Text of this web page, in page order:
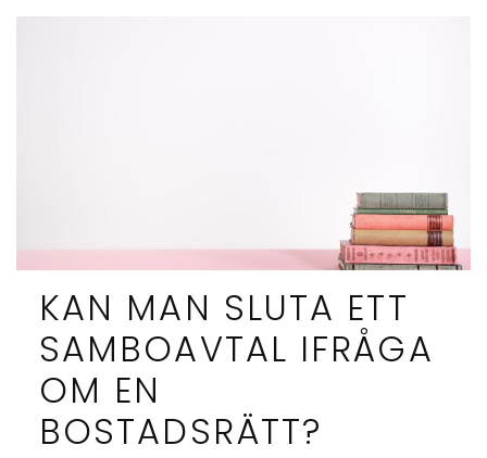
KAN MAN SLUTA ETT
SAMBOAVTAL IFRÅGA
OM EN
BOSTADSRÄTT?